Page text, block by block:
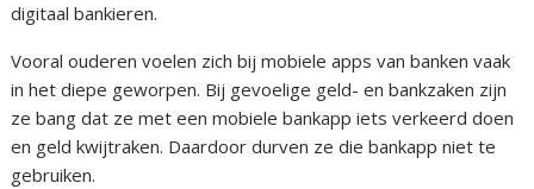
digitaal bankieren.
Vooral ouderen voelen zich bij mobiele apps van banken vaak
in het diepe geworpen. Bij gevoelige geld- en bankzaken zijn
ze bang dat ze met een mobiele bankapp iets verkeerd doen
en geld kwijtraken. Daardoor durven ze die bankapp niet te
gebruiken.